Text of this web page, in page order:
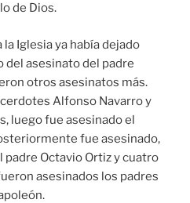
de Dios.
Iglesia ya había dejado
del asesinato del padre
otros asesinatos más.
Alfonso Navarro y
luego fue asesinado el
fue asesinado,
Octavio Ortiz y cuatro
asesinados los padres